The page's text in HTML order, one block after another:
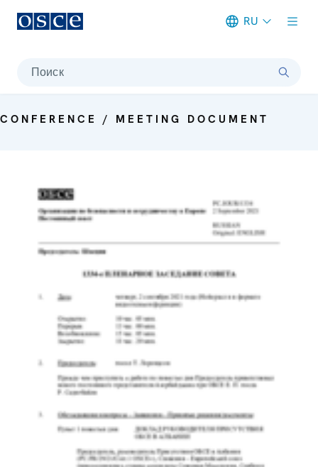
RU
Поиск
CONFERENCE / MEETING DOCUMENT